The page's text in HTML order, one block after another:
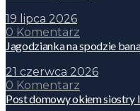
19 lipca 2026
0 Komentarz
Jagodzianka na spodzie
21 czerwca 2026
0 Komentarz
Post domowy okiem siostry